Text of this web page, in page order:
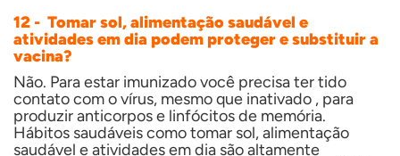
12 - Tomar sol, alimentação saudável e
atividades em dia podem proteger e substituir a
vacina?
Não. Para estar imunizado você precisa ter tido
contato com o vírus, mesmo que inativado , para
produzir anticorpos e linfócitos de memória.
Hábitos saudáveis como tomar sol, alimentação
saudável e atividades em dia são altamente